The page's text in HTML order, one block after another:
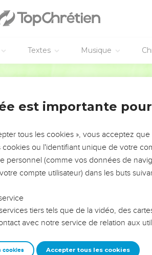
Textes Musique
!
?
foi ou leur vision. Mais on voit
alors même que ce sont
sur les erreurs
afin que leurs erreurs
un groupe ou une famille,
À UNE PLAYLISTX
est importante
tous les cookies », vous acceptez
ou l'identifiant unique de votre
personnel (comme vos données de
compte utilisateur) dans les buts
tiers tels que de la vidéo, des
avec notre service de relation aux
cookies Accepter tous les cookies